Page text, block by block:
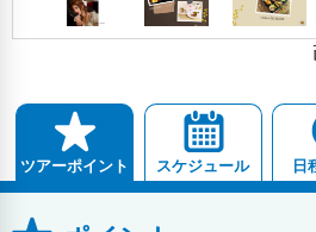
ツアーポイント スケジュール 日